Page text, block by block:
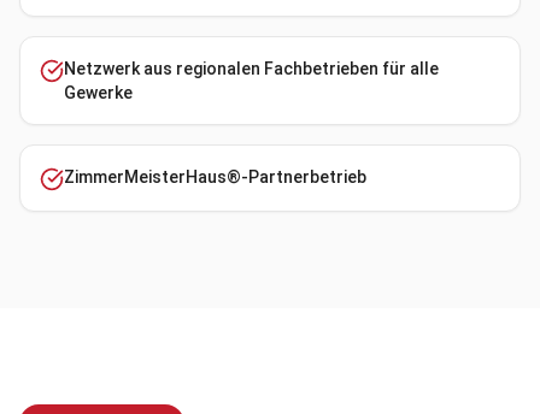
Netzwerk aus regionalen Fachbetrieben für alle
Gewerke
ZimmerMeisterHaus®-Partnerbetrieb